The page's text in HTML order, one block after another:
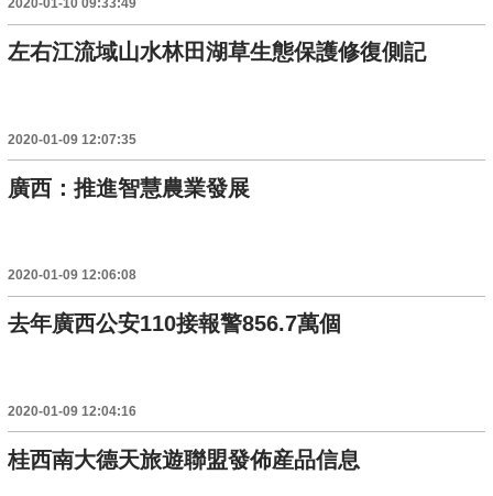
2020-01-10 09:33:49
左右江流域山水林田湖草生態保護修復側記
2020-01-09 12:07:35
廣西：推進智慧農業發展
2020-01-09 12:06:08
去年廣西公安110接報警856.7萬個
2020-01-09 12:04:16
桂西南大德天旅遊聯盟發佈産品信息